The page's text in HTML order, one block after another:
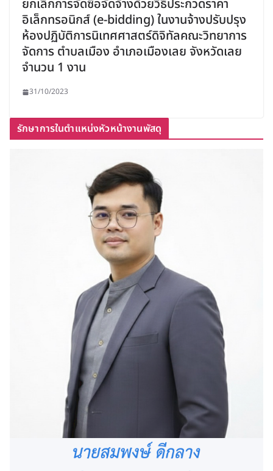
ยกเลิกการจัดซื้อจัดจ้างด้วยวิธีประกวดราคา
อิเล็กทรอนิกส์ (e-bidding) ในงานจ้างปรับปรุง
ห้องปฏิบัติการนิเทศศาสตร์ดิจิทัลคณะวิทยาการ
จัดการ ตำบลเมือง อำเภอเมืองเลย จังหวัดเลย
จำนวน 1 งาน
31/10/2023
รักษาการในตำแหน่งหัวหน้างานพัสดุ